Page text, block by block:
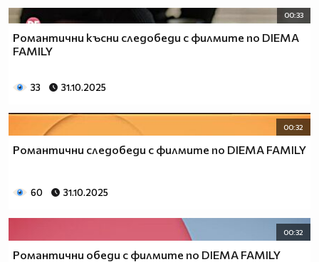
00:33
Романтични късни следобеди с филмите по DIEMA
FAMILY
33 31.10.2025
00:32
Романтични следобеди с филмите по DIEMA FAMILY
60 31.10.2025
00:32
Романтични обеди с филмите по DIEMA FAMILY